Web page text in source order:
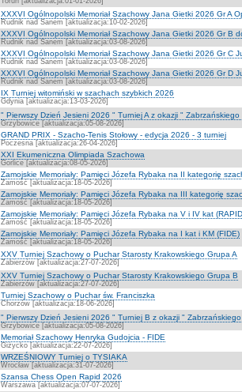
XXXVI Ogólnopolski Memoriał Szachowy Jana Gietki 2026 Gr A
Rudnik nad Sanem [aktualizacja:10-02-2026]
XXXVI Ogólnopolski Memoriał Szachowy Jana Gietki 2026 Gr B
Rudnik nad Sanem [aktualizacja:03-08-2026]
XXXVI Ogólnopolski Memoriał Szachowy Jana Gietki 2026 Gr C
Rudnik nad Sanem [aktualizacja:03-08-2026]
XXXVI Ogólnopolski Memoriał Szachowy Jana Gietki 2026 Gr D
Rudnik nad Sanem [aktualizacja:03-08-2026]
IX Turniej witomiński w szachach szybkich 2026
Gdynia [aktualizacja:13-03-2026]
" Pierwszy Dzień Jesieni 2026 " Turniej A z okazji " Zabrzańskiego
Grzybowice [aktualizacja:05-08-2026]
GRAND PRIX - Szacho-Tenis Stołowy - edycja 2026 - 3 turniej
Poczesna [aktualizacja:26-04-2026]
XXI Ekumeniczna Olimpiada Szachowa
Gorlice [aktualizacja:08-05-2026]
Zamojskie Memoriały: Pamięci Józefa Rybaka na II kategorię
Zamość [aktualizacja:18-05-2026]
Zamojskie Memoriały: Pamięci Józefa Rybaka na III kategorię
Zamość [aktualizacja:18-05-2026]
Zamojskie Memoriały: Pamięci Józefa Rybaka na V i IV kat
Zamość [aktualizacja:18-05-2026]
Zamojskie Memoriały: Pamięci Józefa Rybaka na I kat i KM (FIDE)
Zamość [aktualizacja:18-05-2026]
XXV Turniej Szachowy o Puchar Starosty Krakowskiego Grupa A
Zabierzów [aktualizacja:27-07-2026]
XXV Turniej Szachowy o Puchar Starosty Krakowskiego Grupa B
Zabierzów [aktualizacja:27-07-2026]
Turniej Szachowy o Puchar św. Franciszka
Chorzów [aktualizacja:18-06-2026]
" Pierwszy Dzień Jesieni 2026 " Turniej B z okazji "
Grzybowice [aktualizacja:05-08-2026]
Memoriał Szachowy Henryka Gudojcia - FIDE
Giżycko [aktualizacja:22-07-2026]
WRZEŚNIOWY Turniej o TYSIAKA
Wrocław [aktualizacja:31-07-2026]
Szansa Chess Open Rapid 2026
Warszawa [aktualizacja:07-07-2026]